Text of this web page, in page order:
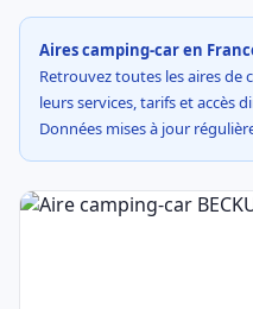
Aires camping-car en
Retrouvez toutes les aires de
leurs services, tarifs et accès
Données mises à jour